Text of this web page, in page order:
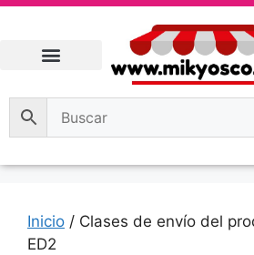
Inicio / Clases de envío del
ED2